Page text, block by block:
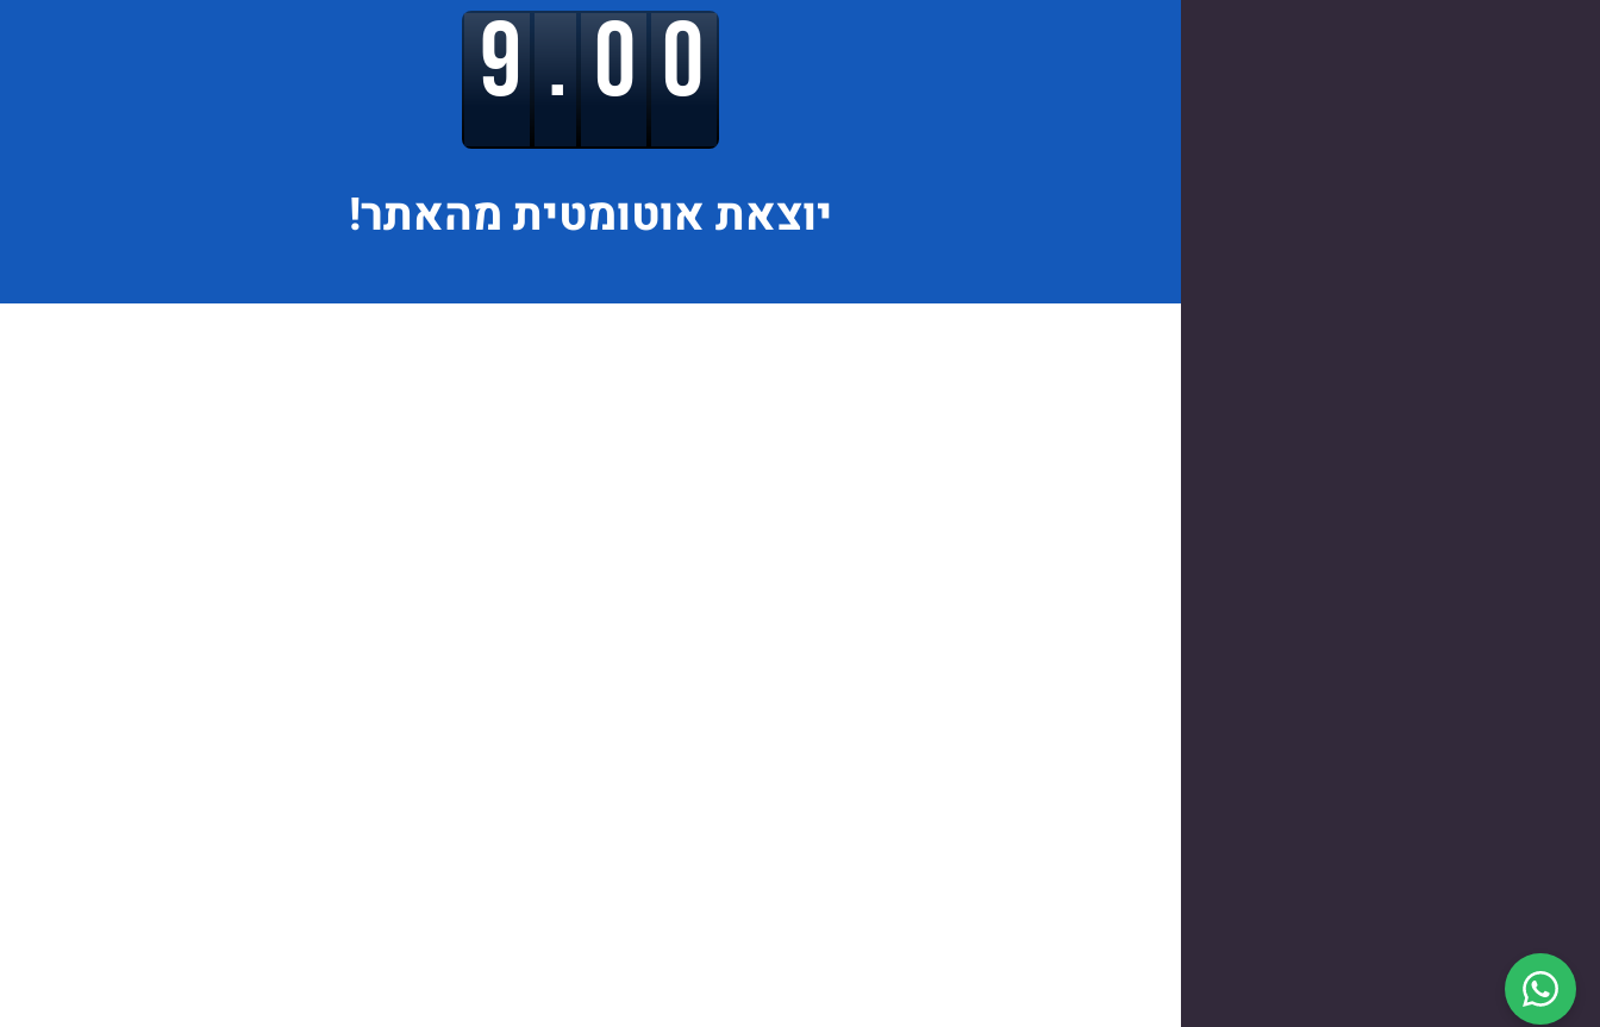
9.00
יוצאתאוטומטית מהאתר!